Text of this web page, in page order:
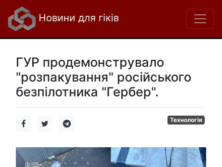
Новини для гіків
ГУР продемонструвало
"розпакування" російського
безпілотника "Гербер".
Технологія